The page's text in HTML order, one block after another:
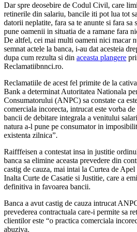
Dar spre deosebire de Codul Civil, care
retinerile din salariu, bancile iti pot lua tot
datorii neplatite, fara sa te anunte si fara sa
pune oamenii in situatia de a ramane fara
De altfel, cei mai multi oameni nici macar
semnat actele la banca, i-au dat acesteia
dupa cum rezulta si din aceasta plangere
Reclamatiibnnci.ro.
Reclamatiile de acest fel primite de la
Bank a determinat Autoritatea Nationala
Consumatorului (ANPC) sa constate ca
comerciala incorecta, intrucat este vorba
bancii de debitare integrala a venitului
natura a-l pune pe consumator in
existenta zilnica”.
Raifffeisen a contestat insa in justitie
banca sa elimine aceasta prevedere din
castig de cauza, mai intai la Curtea de
Inalta Curte de Casatie si Justitie, care a
definitiva in favoarea bancii.
Banca a avut castig de cauza intrucat
prevederea contractuala care-i permite sa
clientilor este “o practica comerciala
abuziva.